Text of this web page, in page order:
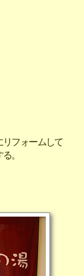
フォームして
。